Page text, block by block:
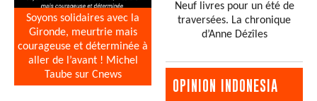
Soyons solidaires avec la
Gironde, meurtrie mais
courageuse et déterminée à
aller de l’avant ! Michel
Taube sur Cnews
Neuf livres pour un été de
traversées. La chronique
d’Anne Dézîles
OPINION INDONESIA